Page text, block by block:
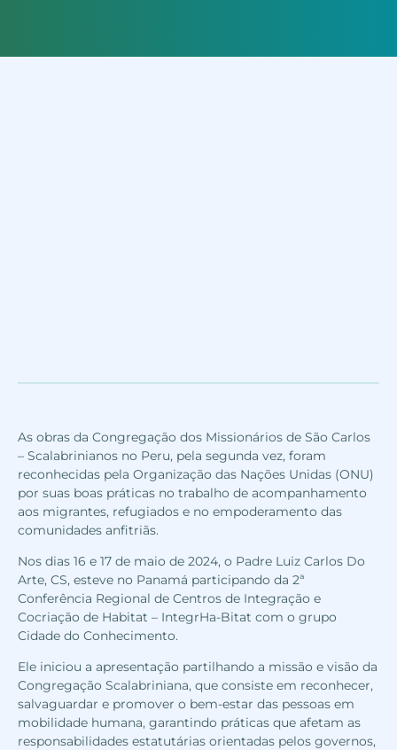
As obras da Congregação dos Missionários de São Carlos
– Scalabrinianos no Peru, pela segunda vez, foram
reconhecidas pela Organização das Nações Unidas (ONU)
por suas boas práticas no trabalho de acompanhamento
aos migrantes, refugiados e no empoderamento das
comunidades anfitriãs.
Nos dias 16 e 17 de maio de 2024, o Padre Luiz Carlos Do
Arte, CS, esteve no Panamá participando da 2ª
Conferência Regional de Centros de Integração e
Cocriação de Habitat – IntegrHa-Bitat com o grupo
Cidade do Conhecimento.
Ele iniciou a apresentação partilhando a missão e visão da
Congregação Scalabriniana, que consiste em reconhecer,
salvaguardar e promover o bem-estar das pessoas em
mobilidade humana, garantindo práticas que afetam as
responsabilidades estatutárias orientadas pelos governos,